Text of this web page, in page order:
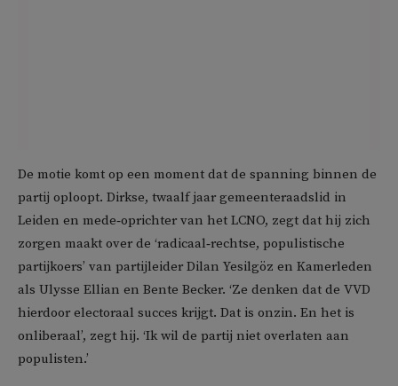
De motie komt op een moment dat de spanning binnen de
partij oploopt. Dirkse, twaalf jaar gemeenteraadslid in
Leiden en mede‑oprichter van het LCNO, zegt dat hij zich
zorgen maakt over de ‘radicaal‑rechtse, populistische
partijkoers’ van partijleider Dilan Yesilgöz en Kamerleden
als Ulysse Ellian en Bente Becker. ‘Ze denken dat de VVD
hierdoor electoraal succes krijgt. Dat is onzin. En het is
onliberaal’, zegt hij. ‘Ik wil de partij niet overlaten aan
populisten.’